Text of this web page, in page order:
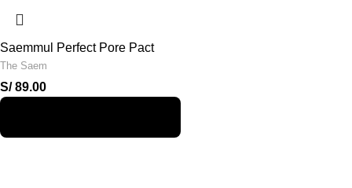
Saemmul Perfect Pore Pact
The Saem
S/89.00